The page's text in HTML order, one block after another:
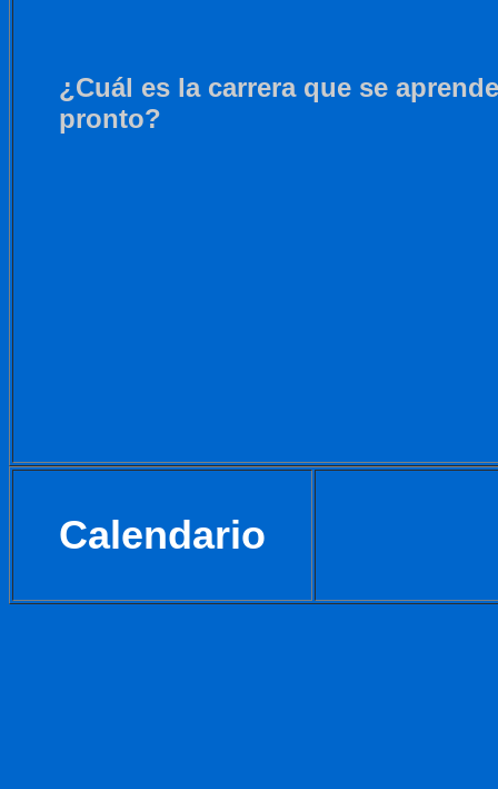
¿Cuál es la carrera que se
pronto?
Calendario